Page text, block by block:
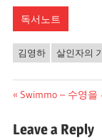
독서노트
김영하 살인자의
Post
navigation
Previous
Swimmo – 수영
Leave a Reply